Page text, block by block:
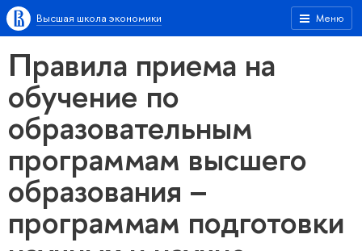
Меню
Высшая школа экономики
Правила приема на
обучение по
образовательным
программам высшего
образования –
программам подготовки